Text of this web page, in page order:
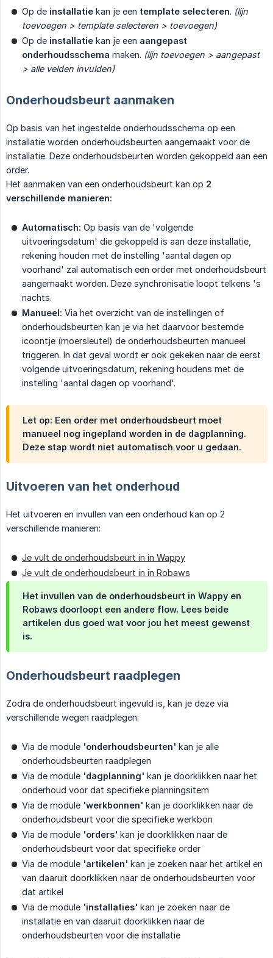
Op de installatie kan je een template selecteren. (lijn
toevoegen > template selecteren > toevoegen)
Op de installatie kan je een aangepast
onderhoudsschema maken. (lijn toevoegen > aangepast
> alle velden invulden)
Onderhoudsbeurt aanmaken
Op basis van het ingestelde onderhoudsschema op een
installatie worden onderhoudsbeurten aangemaakt voor de
installatie. Deze onderhoudsbeurten worden gekoppeld aan een
order.
Het aanmaken van een onderhoudsbeurt kan op 2
verschillende manieren:
Automatisch: Op basis van de 'volgende
uitvoeringsdatum' die gekoppeld is aan deze installatie,
rekening houden met de instelling 'aantal dagen op
voorhand' zal automatisch een order met onderhoudsbeurt
aangemaakt worden. Deze synchronisatie loopt telkens 's
nachts.
Manueel: Via het overzicht van de instellingen of
onderhoudsbeurten kan je via het daarvoor bestemde
icoontje (moersleutel) de onderhoudsbeurten manueel
triggeren. In dat geval wordt er ook gekeken naar de eerst
volgende uitvoeringsdatum, rekening houdens met de
instelling 'aantal dagen op voorhand'.
Let op: Een order met onderhoudsbeurt moet
manueel nog ingepland worden in de dagplanning.
Deze stap wordt niet automatisch voor u gedaan.
Uitvoeren van het onderhoud
Het uitvoeren en invullen van een onderhoud kan op 2
verschillende manieren:
Je vult de onderhoudsbeurt in in Wappy
Je vult de onderhoudsbeurt in in Robaws
Het invullen van de onderhoudsbeurt in Wappy en
Robaws doorloopt een andere flow. Lees beide
artikelen dus goed wat voor jou het meest gewenst
is.
Onderhoudsbeurt raadplegen
Zodra de onderhoudsbeurt ingevuld is, kan je deze via
verschillende wegen raadplegen:
Via de module 'onderhoudsbeurten' kan je alle
onderhoudsbeurten raadplegen
Via de module 'dagplanning' kan je doorklikken naar het
onderhoud voor dat specifieke planningsitem
Via de module 'werkbonnen' kan je doorklikken naar de
onderhoudsbeurt voor die specifieke werkbon
Via de module 'orders' kan je doorklikken naar de
onderhoudsbeurt voor dat specifieke order
Via de module 'artikelen' kan je zoeken naar het artikel en
van daaruit doorklikken naar de onderhoudsbeurten voor
dat artikel
Via de module 'installaties' kan je zoeken naar de
installatie en van daaruit doorklikken naar de
onderhoudsbeurten voor die installatie